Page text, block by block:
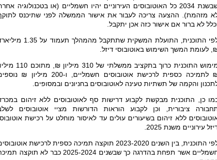
שבשנת 2034 כל האוטובוסים העירוניים יהיו חשמליים (או בטכנולוגיה
מזהמת). ההצעה צריכה לעבור את אישור הממשלה לפני שתיכנס
לא ברור אם אישור כזה אכן יתקבל.
לפי התוכנית, התועלת המשקית שתתקבל מהמהלך תעמוד על
לעומת המשך השימוש באוטובוסי דיזל.
מימוש התוכנית כרוך בתקציב ממשלתי של 310 מיליון ₪,
₪ לתמיכה כספית לרכישת אוטובוסים חשמליים, ו-200 מיליון ₪
והקמה של תשתיות טעינה לאוטובוסים בחניונים ובמסופים.
כן, התוכנית מבקשת לקבוע דרישות סף לאוטובוסים ללא זיהום
ציבורית, וכן לקבוע הוראות הדורשות מציי אוטובוסים
ללא זיהום בשיעורים עולים עד לאיסור מוחלט על רכישת
עירוניים משנת 2025.
לפי התוכנית, בין השנים 2023-2020 תוקצה תמיכה כספית לרכישת
חשמליים אשר תפחת בהדרגה כך שבשנים 2025-2024 כבר לא תוקצה